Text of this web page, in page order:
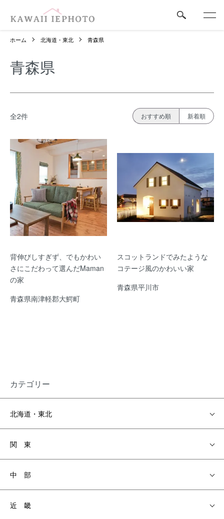
ホーム 北海道・東北 青森県
青森県
全2件 おすすめ順 新着順
背伸びしすぎず、でもかわい
さにこだわって選んだMaman
の家
青森県南津軽郡大鰐町
スコットランドでみたような
コテージ風のかわいい家
青森県平川市
カテゴリー
北海道・東北
関 東
中 部
近 畿